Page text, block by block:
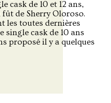
cask de 10 et 12 ans,
de Sherry Oloroso.
les toutes dernières
single cask de 10 ans
proposé il y a quelques